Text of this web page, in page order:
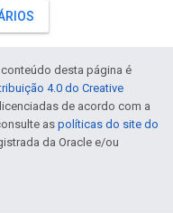
desta página é
4.0 do Creative
de acordo com a
aspolíticas do site do
da Oracle e/ou